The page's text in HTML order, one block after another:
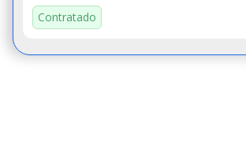
Contratado